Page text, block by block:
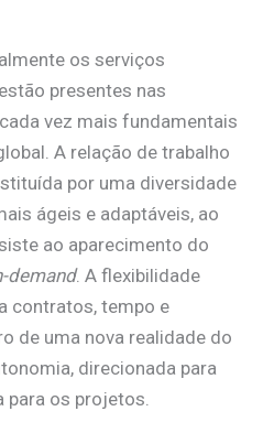
os serviços
presentes nas
vez mais fundamentais
A relação de trabalho
por uma diversidade
ágeis e adaptáveis, ao
ao aparecimento do
demand. A flexibilidade
contratos, tempo e
de uma nova realidade do
direcionada para
os projetos.